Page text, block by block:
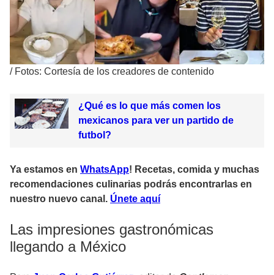
/ Fotos: Cortesía de los creadores de contenido
¿Qué es lo que más comen los
mexicanos para ver un partido de
futbol?
Ya estamos en WhatsApp! Recetas, comida y muchas
recomendaciones culinarias podrás encontrarlas en
nuestro nuevo canal. Únete aquí
Las impresiones gastronómicas
llegando a México